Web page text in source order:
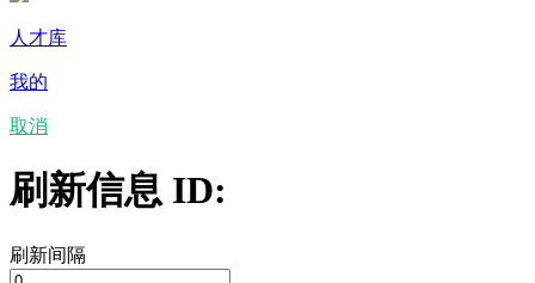
人才库
我的
取消
刷新信息 ID:
刷新间隔